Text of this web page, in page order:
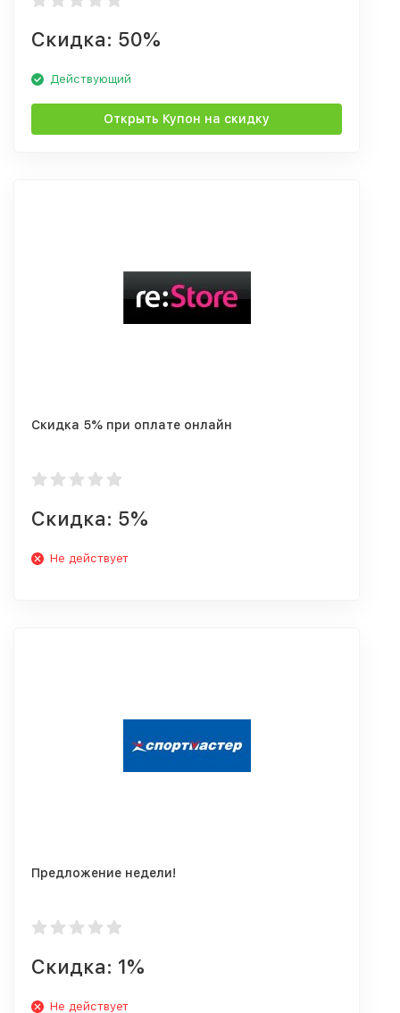
Скидка: 50%
Действующий
Открыть Купон на скидку
Скидка 5% при оплате онлайн
Скидка: 5%
Не действует
Предложение недели!
Скидка: 1%
Не действует